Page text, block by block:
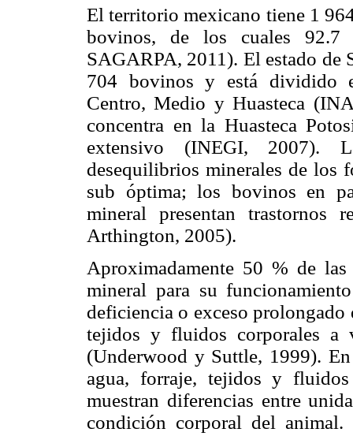
El territorio mexicano tiene 1
bovinos, de los cuales 92.7
SAGARPA, 2011). El estado de
704 bovinos y está dividido
Centro, Medio y Huasteca
concentra en la Huasteca
extensivo (INEGI, 2007).
desequilibrios minerales de los
sub óptima; los bovinos en
mineral presentan
Arthington, 2005).
Aproximadamente 50 % de
mineral para su
deficiencia o exceso
tejidos y fluidos corporales a
(Underwood y Suttle, 1999).
agua, forraje, tejidos y
muestran diferencias entre
condición corporal del